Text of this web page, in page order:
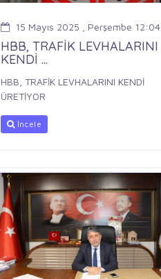
15 Mayıs 2025 , Perşembe 12:04
HBB, TRAFİK LEVHALARINI
KENDİ ...
HBB, TRAFİK LEVHALARINI KENDİ
ÜRETİYOR
İncele